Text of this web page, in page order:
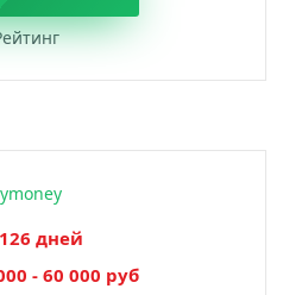
дней
- 60 000 руб